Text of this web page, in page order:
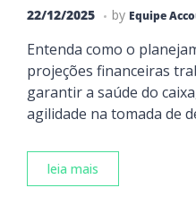
22/12/2025 by Equipe
Entenda como o
projeções financeiras
garantir a saúde do
agilidade na tomada de
leia mais